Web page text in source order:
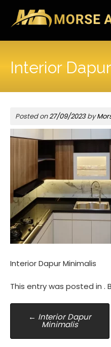
content
Interior
Posted on27/09/2023by
Interior Dapur Minimalis
This entry was posted in .
Post
navigation
← Interior Dapur
Minimalis